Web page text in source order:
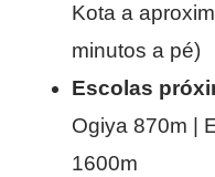
Kota a
minutos a pé)
Escolas
Ogiya 870m |
1600m